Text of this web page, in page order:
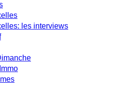
les interviews